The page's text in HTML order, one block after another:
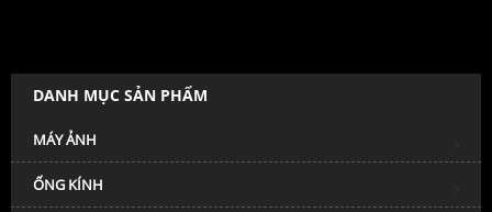
DANH MỤC SẢN PHẨM
MÁY ẢNH
ỐNG KÍNH